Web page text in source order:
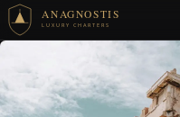
ANAGNOSTIS
LUXURY CHARTERS